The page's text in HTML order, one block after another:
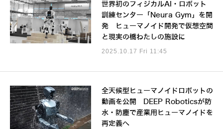
世界初のフィジカルAI・ロボット
訓練センター「Neura Gym」を開
発 ヒューマノイド開発で仮想空間
と現実の橋わたしの施設に
2025.10.17 Fri 11:45
全天候型ヒューマノイドロボットの
動画を公開 DEEP Roboticsが防
水・防塵で産業用ヒューマノイドを
再定義へ